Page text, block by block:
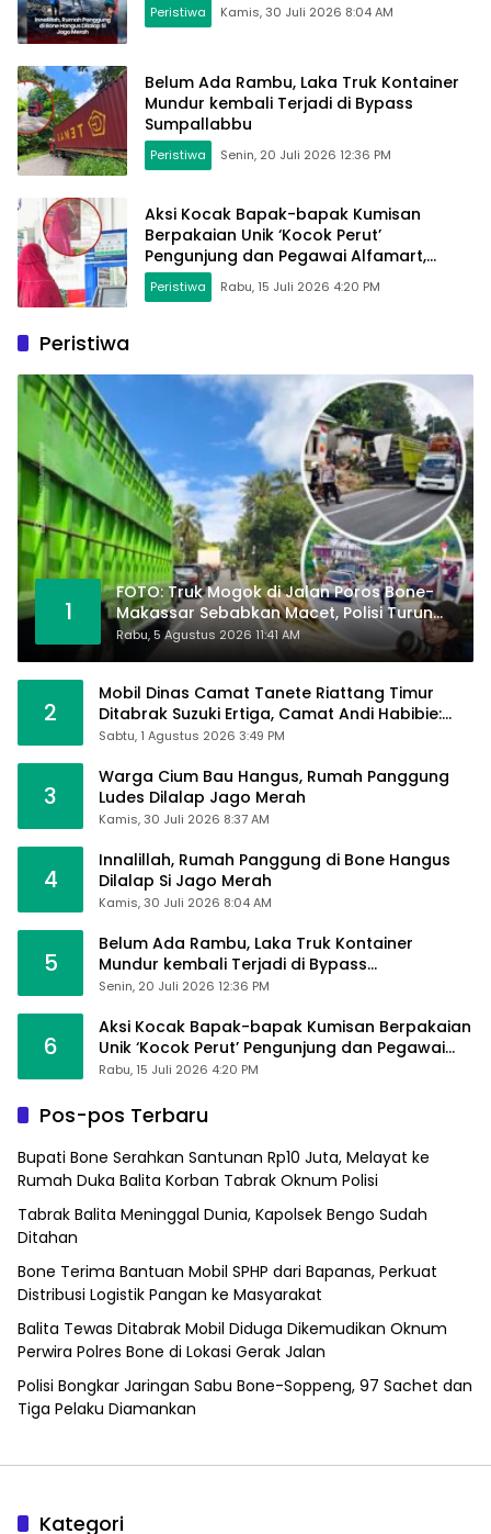
Peristiwa Kamis, 30 Juli 2026 8:04 AM
Belum Ada Rambu, Laka Truk Kontainer
Mundur kembali Terjadi di Bypass
Sumpallabbu
Peristiwa Senin, 20 Juli 2026 12:36 PM
Aksi Kocak Bapak-bapak Kumisan
Berpakaian Unik ‘Kocok Perut’
Pengunjung dan Pegawai Alfamart,
Ngaku Aktifkan Layar Sentuh Atm
Peristiwa Rabu, 15 Juli 2026 4:20 PM
Peristiwa
1
FOTO: Truk Mogok di Jalan Poros Bone-
Makassar Sebabkan Macet, Polisi Turun
Tangan
Rabu, 5 Agustus 2026 11:41 AM
2
Mobil Dinas Camat Tanete Riattang Timur
Ditabrak Suzuki Ertiga, Camat Andi Habibie:
Alhamdulillah Saya Baik-Baik Saja
Sabtu, 1 Agustus 2026 3:49 PM
3
Warga Cium Bau Hangus, Rumah Panggung
Ludes Dilalap Jago Merah
Kamis, 30 Juli 2026 8:37 AM
4
Innalillah, Rumah Panggung di Bone Hangus
Dilalap Si Jago Merah
Kamis, 30 Juli 2026 8:04 AM
5
Belum Ada Rambu, Laka Truk Kontainer
Mundur kembali Terjadi di Bypass
Sumpallabbu
Senin, 20 Juli 2026 12:36 PM
6
Aksi Kocak Bapak-bapak Kumisan Berpakaian
Unik ‘Kocok Perut’ Pengunjung dan Pegawai
Alfamart, Ngaku Aktifkan Layar Sentuh Atm
Rabu, 15 Juli 2026 4:20 PM
Pos-pos Terbaru
Bupati Bone Serahkan Santunan Rp10 Juta, Melayat ke
Rumah Duka Balita Korban Tabrak Oknum Polisi
Tabrak Balita Meninggal Dunia, Kapolsek Bengo Sudah
Ditahan
Bone Terima Bantuan Mobil SPHP dari Bapanas, Perkuat
Distribusi Logistik Pangan ke Masyarakat
Balita Tewas Ditabrak Mobil Diduga Dikemudikan Oknum
Perwira Polres Bone di Lokasi Gerak Jalan
Polisi Bongkar Jaringan Sabu Bone-Soppeng, 97 Sachet dan
Tiga Pelaku Diamankan
Kategori